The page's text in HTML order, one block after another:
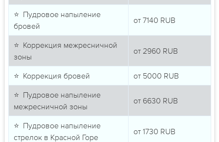
⭐ Пудровое напыление
бровей
от 7140 RUB
⭐ Коррекция межресничной
зоны
от 2960 RUB
⭐ Коррекция бровей от 5000 RUB
⭐ Пудровое напыление
межресничной зоны
от 6630 RUB
⭐ Пудровое напыление
стрелок в Красной Горе
от 1730 RUB